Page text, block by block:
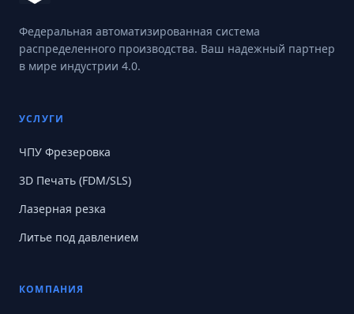
Федеральная автоматизированная система
распределенного производства. Ваш надежный партнер
в мире индустрии 4.0.
УСЛУГИ
ЧПУ Фрезеровка
3D Печать (FDM/SLS)
Лазерная резка
Литье под давлением
КОМПАНИЯ